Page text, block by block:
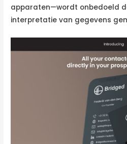
apparaten—wordt onbedoeld
interpretatie van gegevens